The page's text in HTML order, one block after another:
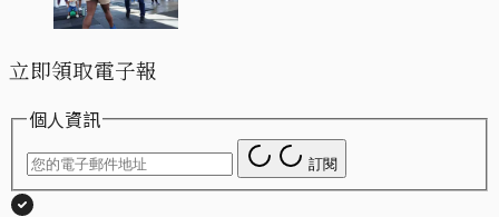
立即領取電子報
個人資訊
訂閱